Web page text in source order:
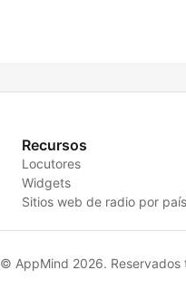
Recursos
Locutores
Widgets
Sitios web de radio por
© AppMind 2026. Reservados